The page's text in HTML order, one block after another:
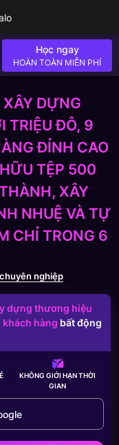
Học ngay
HOÀN TOÀN MIỄN PHÍ
XÂY DỰNG
TRIỆU ĐÔ, 9
ĐỈNH CAO
TỆP 500
XÂY
NHUỆ VÀ TỰ
CHỈ TRONG 6
nghiệp
dựng thương hiệu
khách hàng bất động
KHÔNG GIỚI HẠNTHỜI
GIAN